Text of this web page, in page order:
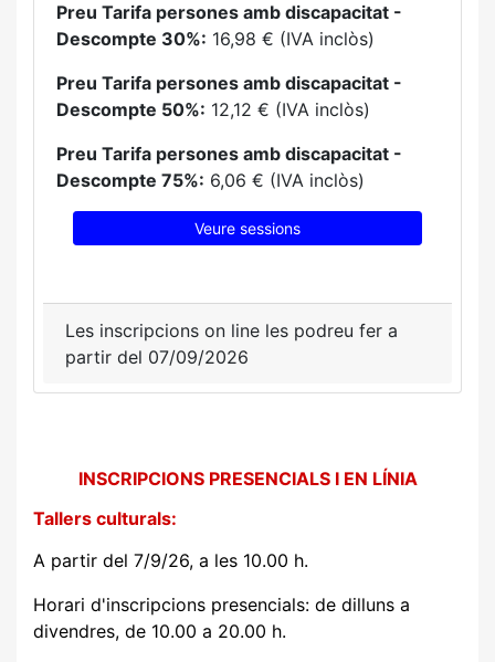
Preu Tarifa persones amb discapacitat -
Descompte 30%: 16,98 € (IVA inclòs)
Preu Tarifa persones amb discapacitat -
Descompte 50%: 12,12 € (IVA inclòs)
Preu Tarifa persones amb discapacitat -
Descompte 75%: 6,06 € (IVA inclòs)
Veure sessions
Les inscripcions on line les podreu fer a
partir del 07/09/2026
INSCRIPCIONS PRESENCIALS I EN LÍNIA
Tallers culturals:
A partir del 7/9/26, a les 10.00 h.
Horari d'inscripcions presencials: de dilluns a
divendres, de 10.00 a 20.00 h.